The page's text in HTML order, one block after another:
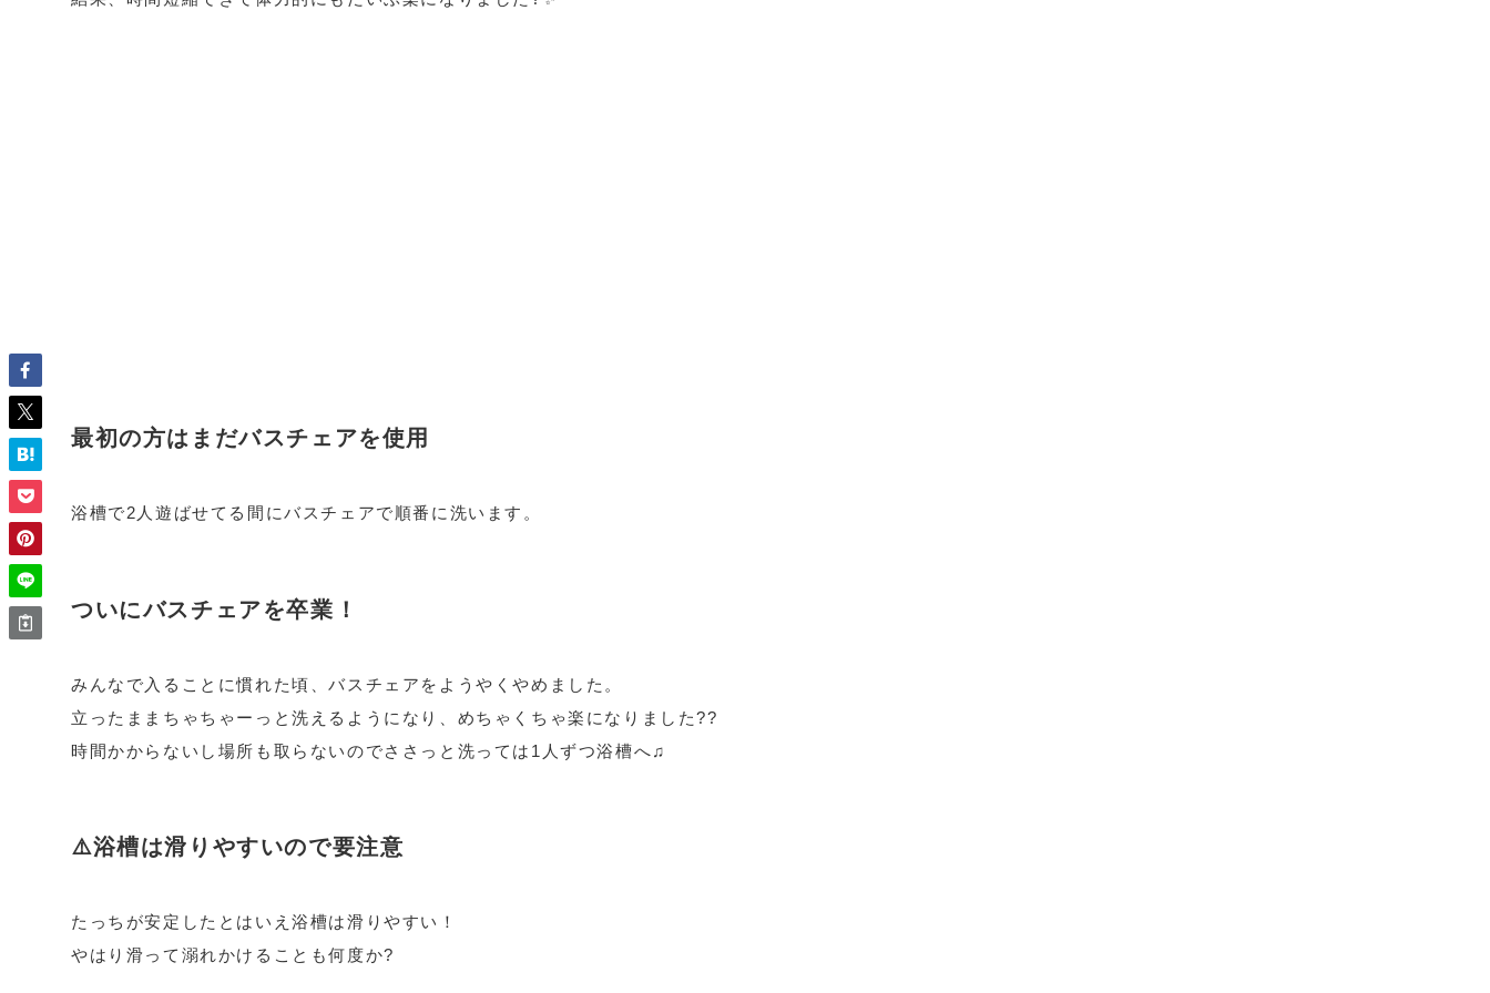
最初の方はまだバスチェアを使用
浴槽で2人遊ばせてる間にバスチェアで順番に洗います。
ついにバスチェアを卒業！
みんなで入ることに慣れた頃、バスチェアをようやくやめました。
立ったままちゃちゃーっと洗えるようになり、めちゃくちゃ楽になりました??
時間かからないし場所も取らないのでささっと洗っては1人ずつ浴槽へ♫
⚠️浴槽は滑りやすいので要注意
たっちが安定したとはいえ浴槽は滑りやすい！
やはり滑って溺れかけることも何度か?